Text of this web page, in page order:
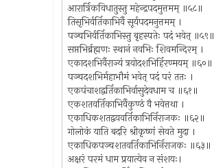
आरार्त्रिकविधातुस्तु महेन्द्रपदमुत्तमम् ॥५८॥
तिसृभिर्वर्तिकाभिर्वै सूर्यपदमनुत्तमम् ।
पञ्चभिर्वर्तिकाभिस्तु बृहस्पतेः पदं भवेत् ॥५९॥
सप्तभिर्ब्रह्मणः स्थानं नवभिः शिवमन्दिरम् ।
एकादशभिर्वैराज्यं त्रयोदशभिर्हिरण्मयम् ॥६०॥
पञ्चदशभिर्महाभौमं भवेत् पदं परं ततः ।
एकपंचाशद्वर्तिकाभिर्वासुदेवधाम च ॥६१॥
एकशतवर्तिकाभिर्वैकुण्ठं वै भवेत्तथा ।
एकाधिकशतद्वयवर्तिकाभिर्निराजकः ॥६२॥
गोलोकं याति बदरि श्रीकृष्णं सेवते मुदा ।
एकाधिकपञ्चशतवर्तिकाभिर्निराजकः ॥६३॥
अक्षरं परमं धाम प्रयात्येव न संशयः।